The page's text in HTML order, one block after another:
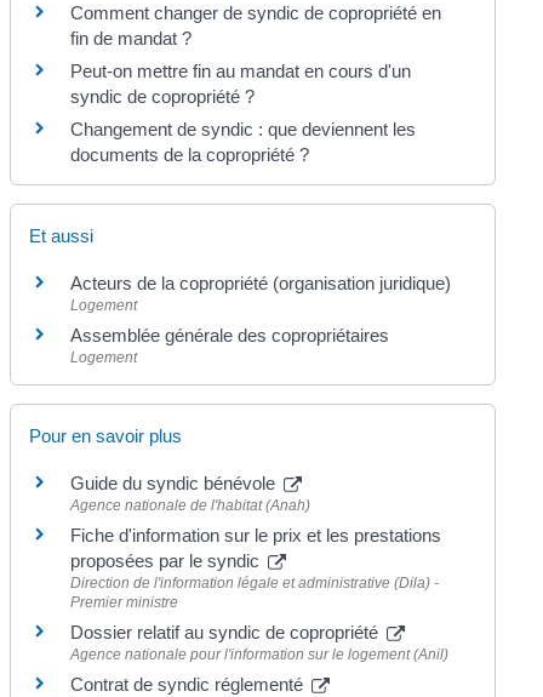
Comment changer de syndic de copropriété en
fin de mandat ?
Peut-on mettre fin au mandat en cours d'un
syndic de copropriété ?
Changement de syndic : que deviennent les
documents de la copropriété ?
Et aussi
Acteurs de la copropriété (organisation juridique)
Logement
Assemblée générale des copropriétaires
Logement
Pour en savoir plus
Guide du syndic bénévole
Agence nationale de l'habitat (Anah)
Fiche d'information sur le prix et les prestations
proposées par le syndic
Direction de l'information légale et administrative (Dila) -
Premier ministre
Dossier relatif au syndic de copropriété
Agence nationale pour l'information sur le logement (Anil)
Contrat de syndic réglementé